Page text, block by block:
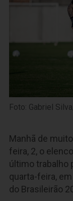
Foto: Gabriel
Manhã de
feira, 2, o
último trabalho
quarta-feira,
do Brasileirão